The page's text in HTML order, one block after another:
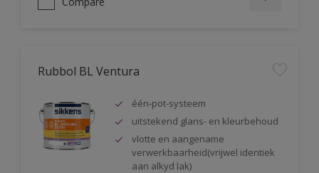
Rubbol BL Ventura
één-pot-systeem
uitstekend glans- en kleurbehoud
vlotte en aangename
verwerkbaarheid(vrijwel identiek
aan alkyd lak)